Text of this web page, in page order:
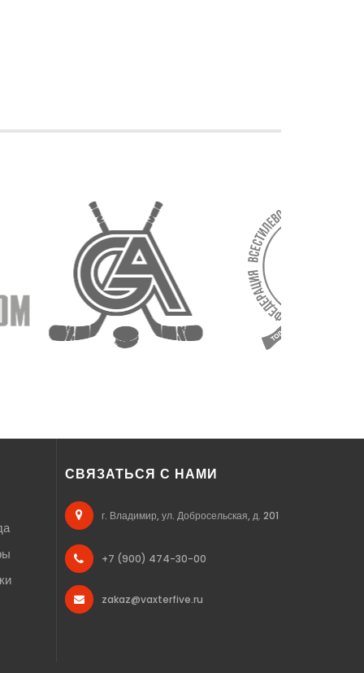
СВЯЗАТЬСЯ С НАМИ
г. Владимир, ул. Добросельская, д. 201
+7 (900) 474-30-00
zakaz@vaxterfive.ru